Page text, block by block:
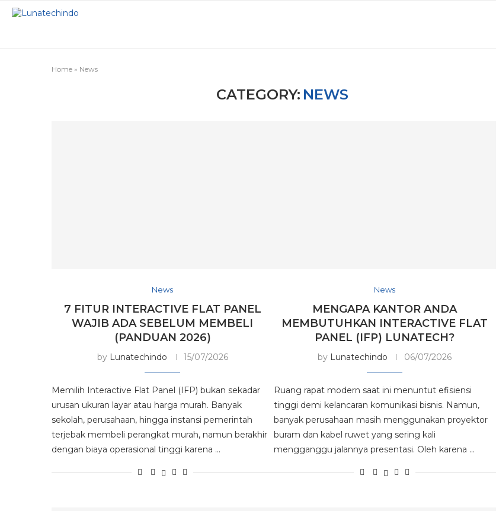
Home » News
CATEGORY: NEWS
News
7 FITUR INTERACTIVE FLAT PANEL
WAJIB ADA SEBELUM MEMBELI
(PANDUAN 2026)
by Lunatechindo 15/07/2026
Memilih Interactive Flat Panel (IFP) bukan sekadar
urusan ukuran layar atau harga murah. Banyak
sekolah, perusahaan, hingga instansi pemerintah
terjebak membeli perangkat murah, namun berakhir
dengan biaya operasional tinggi karena …
News
MENGAPA KANTOR ANDA
MEMBUTUHKAN INTERACTIVE FLAT
PANEL (IFP) LUNATECH?
by Lunatechindo 06/07/2026
Ruang rapat modern saat ini menuntut efisiensi
tinggi demi kelancaran komunikasi bisnis. Namun,
banyak perusahaan masih menggunakan proyektor
buram dan kabel ruwet yang sering kali
mengganggu jalannya presentasi. Oleh karena …